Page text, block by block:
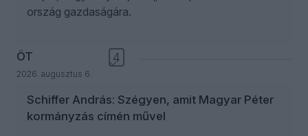
ország gazdaságára.
ÖT
2026. augusztus 6.
4
Schiffer András: Szégyen, amit Magyar Péter
kormányzás címén művel